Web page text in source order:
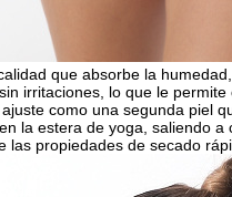
que absorbe la
irritaciones, lo que le
como una segunda piel
la estera de yoga, saliendo
las propiedades de secado